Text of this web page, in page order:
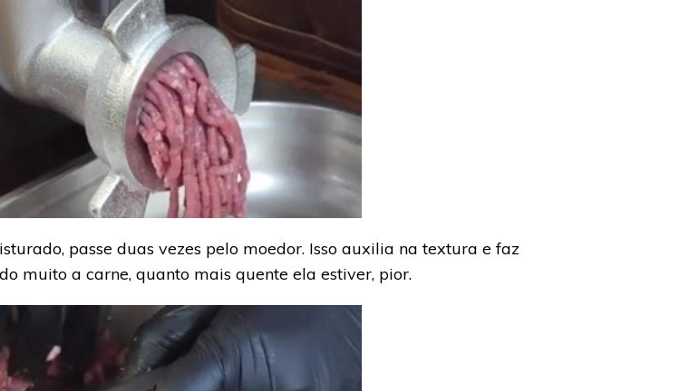
passe duas vezes pelo moedor. Isso auxilia na textura e faz
muito a carne, quanto mais quente ela estiver, pior.